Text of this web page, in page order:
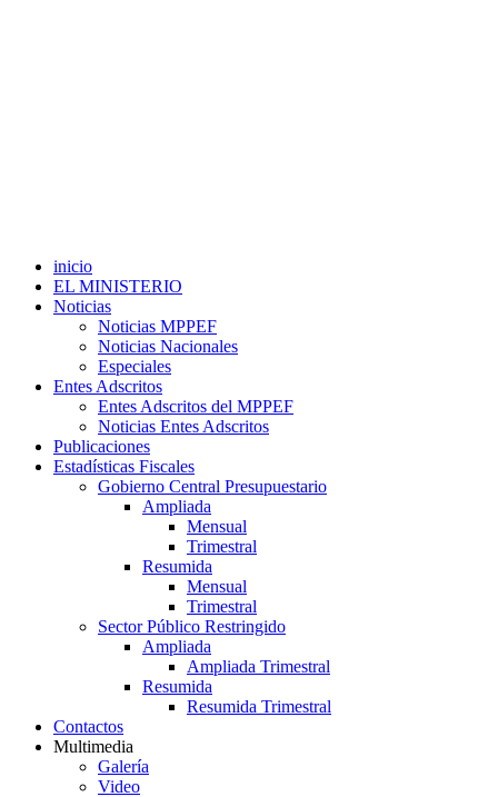
inicio
EL MINISTERIO
Noticias
Noticias MPPEF
Noticias Nacionales
Especiales
Entes Adscritos
Entes Adscritos del MPPEF
Noticias Entes Adscritos
Publicaciones
Estadísticas Fiscales
Gobierno Central Presupuestario
Ampliada
Mensual
Trimestral
Resumida
Mensual
Trimestral
Sector Público Restringido
Ampliada
Ampliada Trimestral
Resumida
Resumida Trimestral
Contactos
Multimedia
Galería
Video